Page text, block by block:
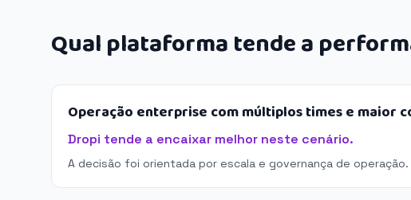
Qual plataforma tende a
Operação enterprise com múltiplos times e maior
Dropi tende a encaixar melhor neste cenário.
A decisão foi orientada por escala e governança de operação.